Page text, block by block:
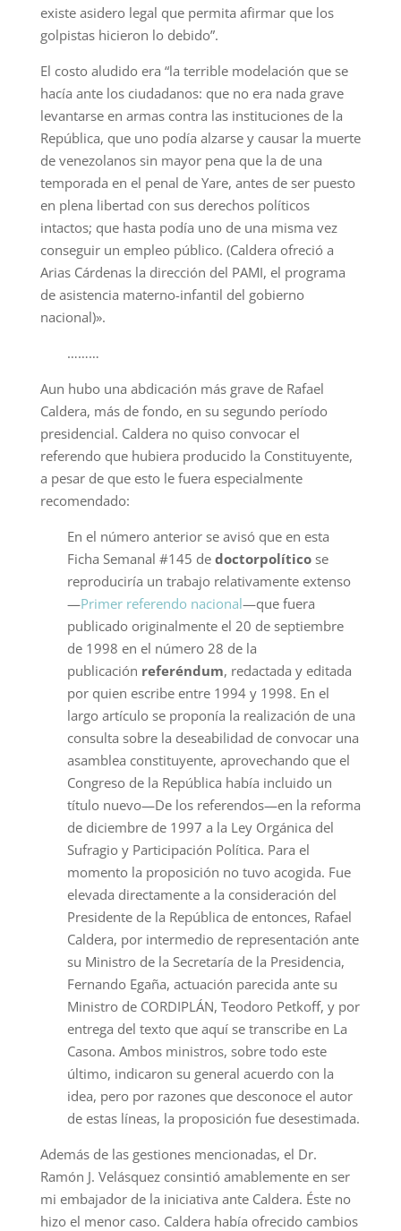
existe asidero legal que permita afirmar que los
golpistas hicieron lo debido”.
El costo aludido era “la terrible modelación que se
hacía ante los ciudadanos: que no era nada grave
levantarse en armas contra las instituciones de la
República, que uno podía alzarse y causar la muerte
de venezolanos sin mayor pena que la de una
temporada en el penal de Yare, antes de ser puesto
en plena libertad con sus derechos políticos
intactos; que hasta podía uno de una misma vez
conseguir un empleo público. (Caldera ofreció a
Arias Cárdenas la dirección del PAMI, el programa
de asistencia materno-infantil del gobierno
nacional)».
………
Aun hubo una abdicación más grave de Rafael
Caldera, más de fondo, en su segundo período
presidencial. Caldera no quiso convocar el
referendo que hubiera producido la Constituyente,
a pesar de que esto le fuera especialmente
recomendado:
En el número anterior se avisó que en esta
Ficha Semanal #145 de doctorpolíticose
reproduciría un trabajo relativamente extenso
—Primer referendo nacional—que fuera
publicado originalmente el 20 de septiembre
de 1998 en el número 28 de la
publicación referéndum, redactada y editada
por quien escribe entre 1994 y 1998. En el
largo artículo se proponía la realización de una
consulta sobre la deseabilidad de convocar una
asamblea constituyente, aprovechando que el
Congreso de la República había incluido un
título nuevo—De los referendos—en la reforma
de diciembre de 1997 a la Ley Orgánica del
Sufragio y Participación Política. Para el
momento la proposición no tuvo acogida. Fue
elevada directamente a la consideración del
Presidente de la República de entonces, Rafael
Caldera, por intermedio de representación ante
su Ministro de la Secretaría de la Presidencia,
Fernando Egaña, actuación parecida ante su
Ministro de CORDIPLÁN, Teodoro Petkoff, y por
entrega del texto que aquí se transcribe en La
Casona. Ambos ministros, sobre todo este
último, indicaron su general acuerdo con la
idea, pero por razones que desconoce el autor
de estas líneas, la proposición fue desestimada.
Además de las gestiones mencionadas, el Dr.
Ramón J. Velásquez consintió amablemente en ser
mi embajador de la iniciativa ante Caldera. Éste no
hizo el menor caso. Caldera había ofrecido cambios